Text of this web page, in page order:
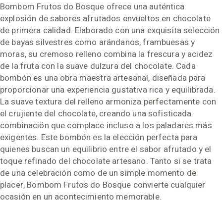
Bombom Frutos do Bosque ofrece una auténtica
explosión de sabores afrutados envueltos en chocolate
de primera calidad. Elaborado con una exquisita selección
de bayas silvestres como arándanos, frambuesas y
moras, su cremoso relleno combina la frescura y acidez
de la fruta con la suave dulzura del chocolate. Cada
bombón es una obra maestra artesanal, diseñada para
proporcionar una experiencia gustativa rica y equilibrada.
La suave textura del relleno armoniza perfectamente con
el crujiente del chocolate, creando una sofisticada
combinación que complace incluso a los paladares más
exigentes. Este bombón es la elección perfecta para
quienes buscan un equilibrio entre el sabor afrutado y el
toque refinado del chocolate artesano. Tanto si se trata
de una celebración como de un simple momento de
placer, Bombom Frutos do Bosque convierte cualquier
ocasión en un acontecimiento memorable.